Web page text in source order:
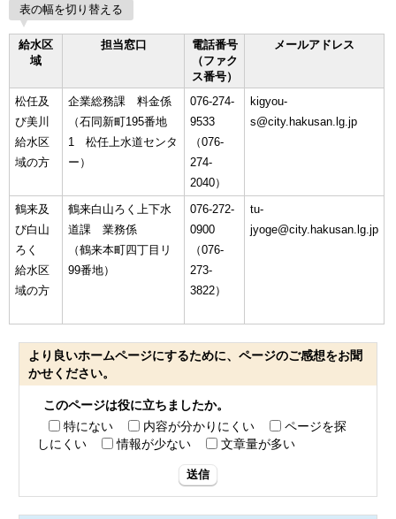
表の幅を切り替える
給水区
域
担当窓口
電話番号
（ファク
ス番号）
メールアドレス
松任及
び美川
給水区
域の方
企業総務課 料金係
（石同新町195番地
1 松任上水道センタ
ー）
076-274-
9533
（076-
274-
2040）
kigyou-
s@city.hakusan.lg.jp
鶴来及
び白山
ろく
給水区
域の方
鶴来白山ろく上下水
道課 業務係
（鶴来本町四丁目リ
99番地）
076-272-
0900
（076-
273-
3822）
tu-
jyoge@city.hakusan.lg.jp
より良いホームページにするために、ページのご感想をお聞
かせください。
このページは役に立ちましたか。
特にない
内容が分かりにくい
ページを探
しにくい
情報が少ない 文章量が多い
送信